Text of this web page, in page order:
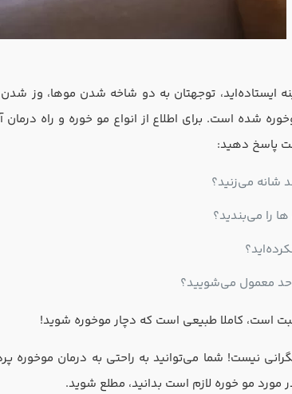
توجهتان به دو شاخه شدن موها، وز
شده است. برای اطلاع از انواع مو خوره و راه
پاسخ دهید:
شانه می‌زنید؟
را می‌بندید؟
حد معمول می‌شویید؟
است، کاملا طبیعی است که دچار موخوره شوید!
نیست! شما می‌توانید به راحتی به درمان موخوره
مورد مو خوره لازم است بدانید، مطلع شوید.